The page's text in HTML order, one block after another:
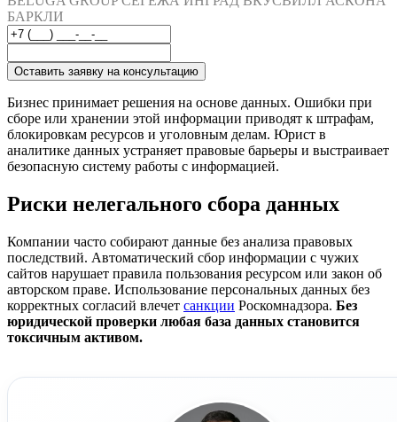
БАРКЛИ
Оставить заявку на консультацию
Бизнес принимает решения на основе данных. Ошибки при
сборе или хранении этой информации приводят к штрафам,
блокировкам ресурсов и уголовным делам. Юрист в
аналитике данных устраняет правовые барьеры и выстраивает
безопасную систему работы с информацией.
Риски нелегального сбора данных
Компании часто собирают данные без анализа правовых
последствий. Автоматический сбор информации с чужих
сайтов нарушает правила пользования ресурсом или закон об
авторском праве. Использование персональных данных без
корректных согласий влечет санкции Роскомнадзора. Без
юридической проверки любая база данных становится
токсичным активом.